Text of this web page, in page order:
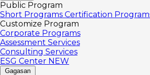
Public Program
Short Programs Certification
Customize Program
Corporate Programs
Assessment Services
Consulting Services
ESG Center NEW
Gagasan